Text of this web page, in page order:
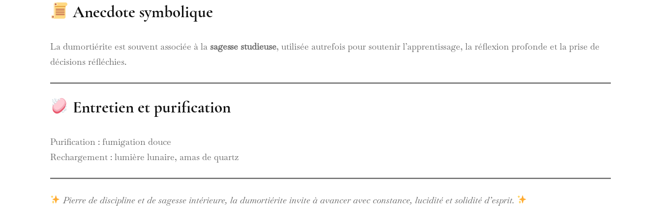
Anecdote symbolique
La dumortiérite est souvent associée à la sagesse studieuse, utilisée autrefois pour soutenir l’apprentissage, la réflexion profonde et la prise de
décisions réfléchies.
Entretien et purification
Purification : fumigation douce
Rechargement : lumière lunaire, amas de quartz
Pierre de discipline et de sagesse intérieure, la dumortiérite invite à avancer avec constance, lucidité et solidité d’esprit.